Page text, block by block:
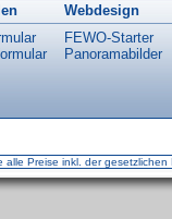
Webdesign
FEWO-Starter
Panoramabilder
alle Preise inkl. der